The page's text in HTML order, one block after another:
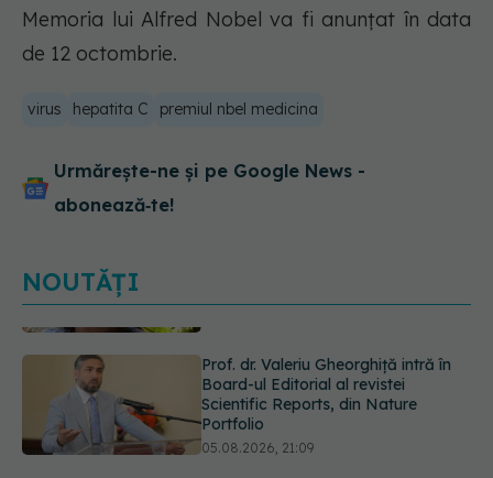
Memoria lui Alfred Nobel va fi anunţat în data
de 12 octombrie.
virus hepatita C premiul nbel medicina
Urmărește-ne și pe Google News -
abonează‑te!
NOUTĂȚI
Prof. dr. Valeriu Gheorghiță intră în
Board-ul Editorial al revistei
Scientific Reports, din Nature
Portfolio
05.08.2026, 21:09